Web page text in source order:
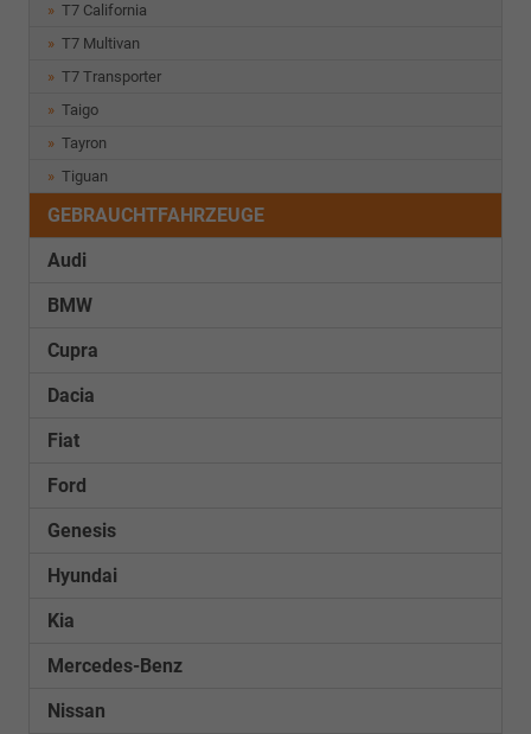
T7 California
T7 Multivan
T7 Transporter
Taigo
Tayron
Tiguan
GEBRAUCHTFAHRZEUGE
Audi
BMW
Cupra
Dacia
Fiat
Ford
Genesis
Hyundai
Kia
Mercedes-Benz
Nissan